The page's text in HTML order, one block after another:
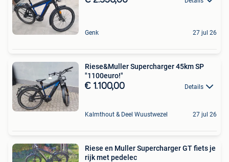
Genk 27 jul 26
Riese&Muller Supercharger 45km SP
"1100euro!"
€ 1.100,00 Details
Kalmthout & Deel Wuustwezel 27 jul 26
Riese en Muller Supercharger GT fiets je
rijk met pedelec